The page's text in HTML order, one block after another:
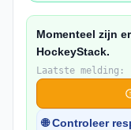
Momenteel zijn
HockeyStack.
Laatste melding:
🌐 Controleer